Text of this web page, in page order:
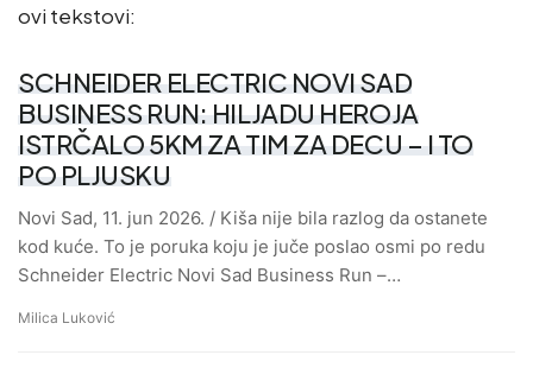
ovi tekstovi:
SCHNEIDER ELECTRIC NOVI SAD
BUSINESS RUN: HILJADU HEROJA
ISTRČALO 5KM ZA TIM ZA DECU – I TO
PO PLJUSKU
Novi Sad, 11. jun 2026. / Kiša nije bila razlog da ostanete
kod kuće. To je poruka koju je juče poslao osmi po redu
Schneider Electric Novi Sad Business Run –…
Milica Luković